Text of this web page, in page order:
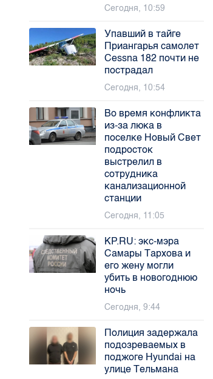
Сегодня, 10:59
Упавший в тайге
Приангарья самолет
Cessna 182 почти не
пострадал
Сегодня, 10:54
Во время конфликта
из-за люка в
поселке Новый Свет
подросток
выстрелил в
сотрудника
канализационной
станции
Сегодня, 11:05
KP.RU: экс-мэра
Самары Тархова и
его жену могли
убить в новогоднюю
ночь
Сегодня, 9:44
Полиция задержала
подозреваемых в
поджоге Hyundai на
улице Тельмана